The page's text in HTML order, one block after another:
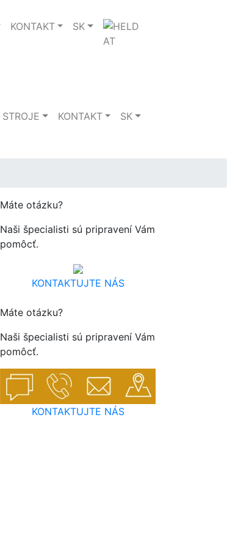
KONTAKT SK
STROJE KONTAKT SK
Máte otázku?
Naši špecialisti sú pripravení Vám
pomôcť.
KONTAKTUJTE NÁS
Máte otázku?
Naši špecialisti sú pripravení Vám
pomôcť.
KONTAKTUJTE NÁS